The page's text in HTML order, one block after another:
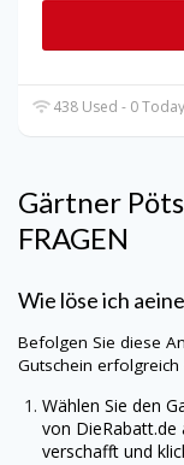
438 Used - 0 Today
Gärtner
FRAGEN
Wie löse ich
Befolgen Sie diese
Gutschein
Wählen Sie den
von DieRabatt.de
verschafft und